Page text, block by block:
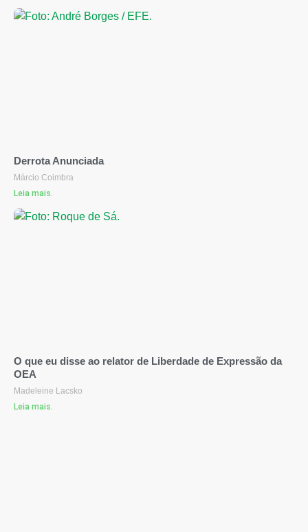
Derrota Anunciada
Márcio Coimbra
Leia mais.
O que eu disse ao relator de Liberdade de Expressão da
OEA
Madeleine Lacsko
Leia mais.